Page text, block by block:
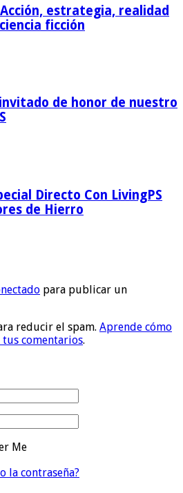
estrategia, realidad
ficción
de honor de nuestro
Directo Con LivingPS
de Hierro
para publicar un
reducir el spam. Aprende cómo
tus comentarios.
Me
la contraseña?